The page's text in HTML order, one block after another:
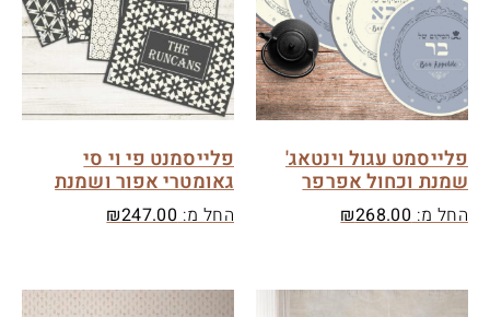
פלייסמט עגול וינטאג'
שמנת וכחול אפרפר
החל מ: ₪268.00
פלייסמנט פי וי סי
גאומטרי אפור ושמנת
החל מ: ₪247.00